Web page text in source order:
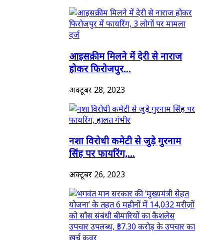
आइसक्रीम मिलने में देरी से नाराज
होकर फिरोजपुर...
अक्टूबर 28, 2023
नशा विरोधी कमेटी से जुड़े गुरनाम
सिंह पर फायरिंग,...
अक्टूबर 26, 2023